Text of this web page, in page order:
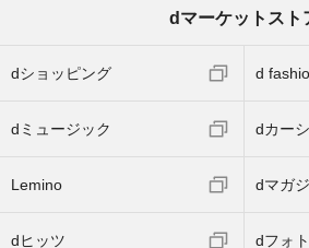
dマーケットスト
dショッピング d
dミュージック dカー
Lemino dマガ
dヒッツ dフォト